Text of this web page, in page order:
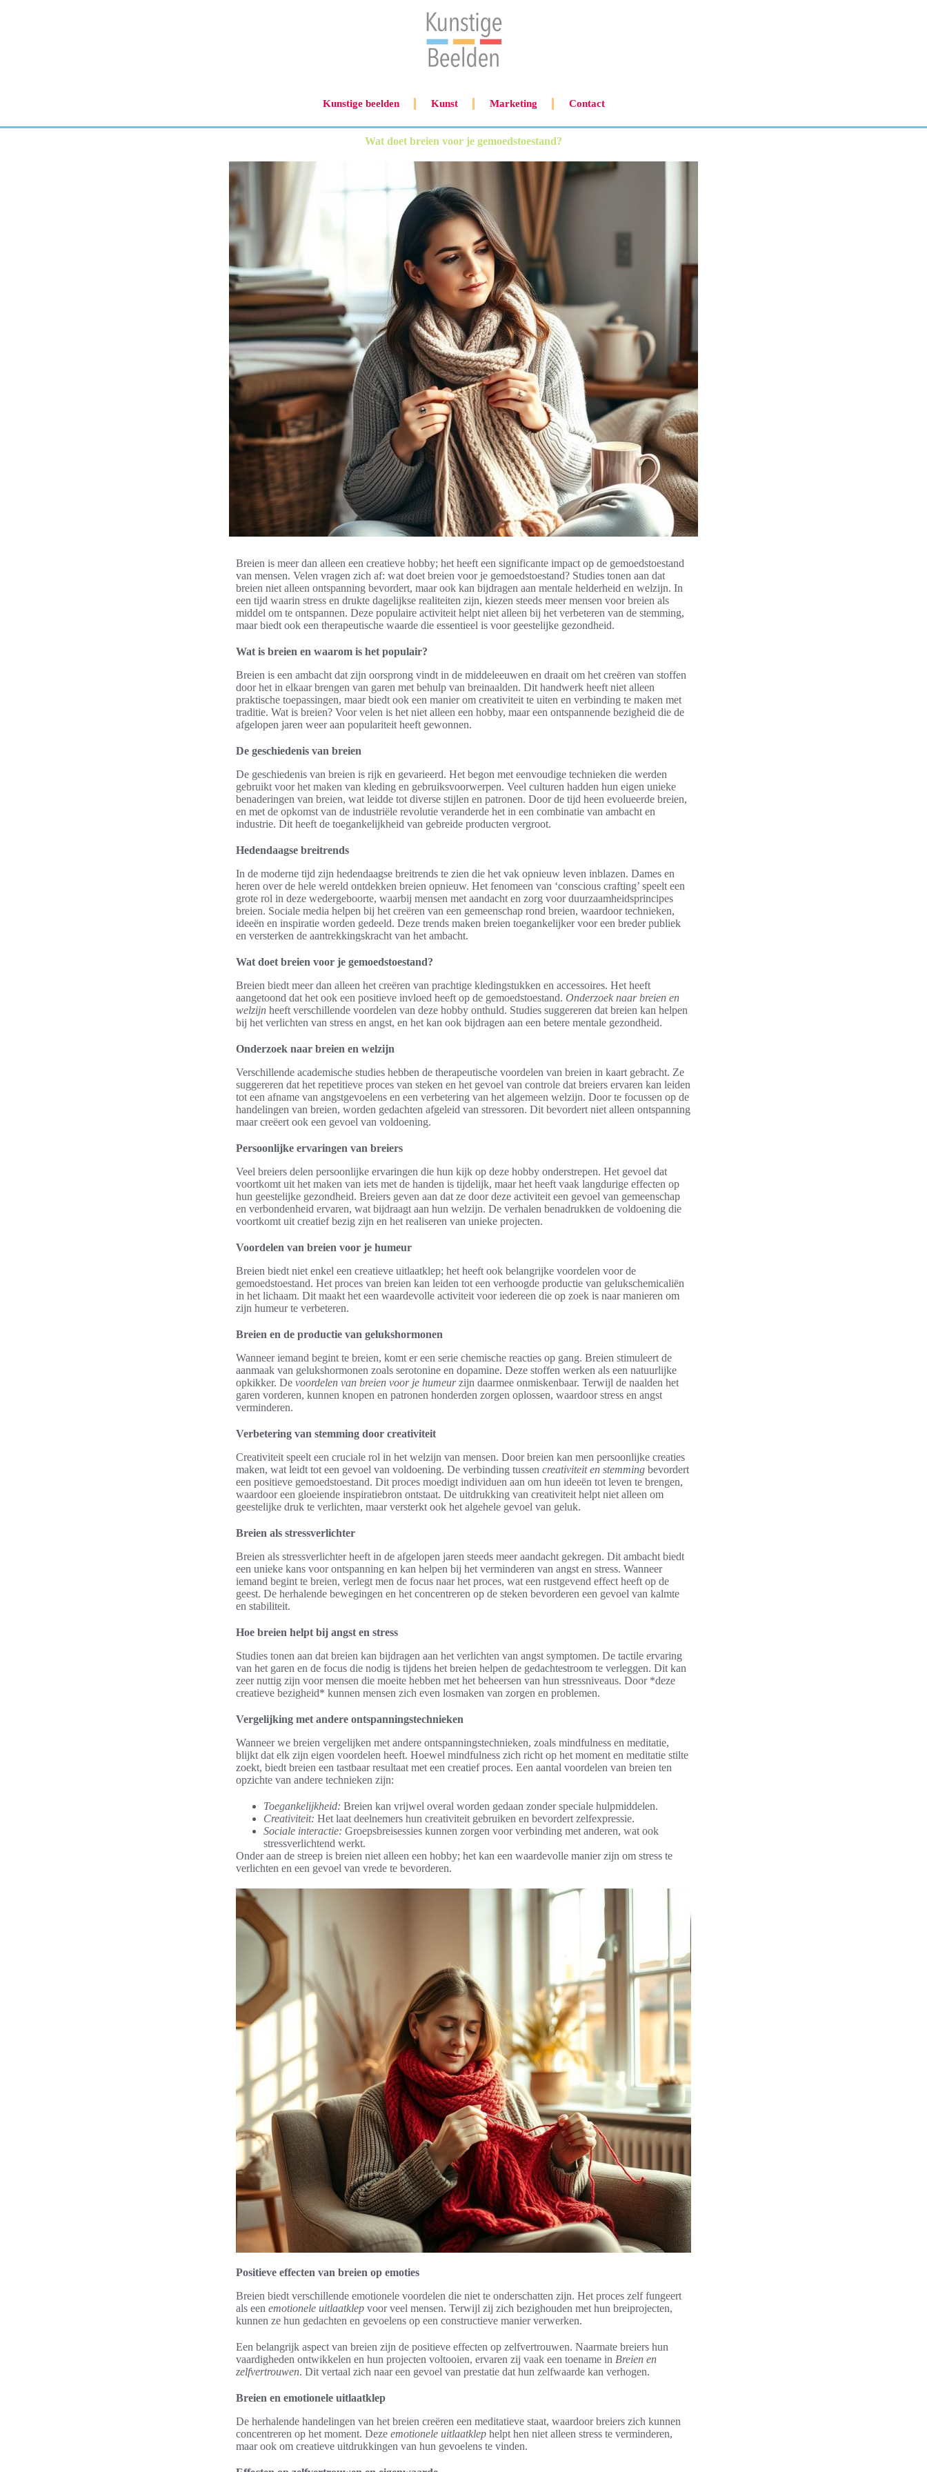
Kunstige beelden Kunst Marketing Contact
Wat doet breien voor je gemoedstoestand?
Breien is meer dan alleen een creatieve hobby; het heeft een significante impact op de gemoedstoestand
van mensen. Velen vragen zich af: wat doet breien voor je gemoedstoestand? Studies tonen aan dat
breien niet alleen ontspanning bevordert, maar ook kan bijdragen aan mentale helderheid en welzijn. In
een tijd waarin stress en drukte dagelijkse realiteiten zijn, kiezen steeds meer mensen voor breien als
middel om te ontspannen. Deze populaire activiteit helpt niet alleen bij het verbeteren van de stemming,
maar biedt ook een therapeutische waarde die essentieel is voor geestelijke gezondheid.
Wat is breien en waarom is het populair?
Breien is een ambacht dat zijn oorsprong vindt in de middeleeuwen en draait om het creëren van stoffen
door het in elkaar brengen van garen met behulp van breinaalden. Dit handwerk heeft niet alleen
praktische toepassingen, maar biedt ook een manier om creativiteit te uiten en verbinding te maken met
traditie. Wat is breien? Voor velen is het niet alleen een hobby, maar een ontspannende bezigheid die de
afgelopen jaren weer aan populariteit heeft gewonnen.
De geschiedenis van breien
De geschiedenis van breien is rijk en gevarieerd. Het begon met eenvoudige technieken die werden
gebruikt voor het maken van kleding en gebruiksvoorwerpen. Veel culturen hadden hun eigen unieke
benaderingen van breien, wat leidde tot diverse stijlen en patronen. Door de tijd heen evolueerde breien,
en met de opkomst van de industriële revolutie veranderde het in een combinatie van ambacht en
industrie. Dit heeft de toegankelijkheid van gebreide producten vergroot.
Hedendaagse breitrends
In de moderne tijd zijn hedendaagse breitrends te zien die het vak opnieuw leven inblazen. Dames en
heren over de hele wereld ontdekken breien opnieuw. Het fenomeen van ‘conscious crafting’ speelt een
grote rol in deze wedergeboorte, waarbij mensen met aandacht en zorg voor duurzaamheidsprincipes
breien. Sociale media helpen bij het creëren van een gemeenschap rond breien, waardoor technieken,
ideeën en inspiratie worden gedeeld. Deze trends maken breien toegankelijker voor een breder publiek
en versterken de aantrekkingskracht van het ambacht.
Wat doet breien voor je gemoedstoestand?
Breien biedt meer dan alleen het creëren van prachtige kledingstukken en accessoires. Het heeft
aangetoond dat het ook een positieve invloed heeft op de gemoedstoestand. Onderzoek naar breien en
welzijn heeft verschillende voordelen van deze hobby onthuld. Studies suggereren dat breien kan helpen
bij het verlichten van stress en angst, en het kan ook bijdragen aan een betere mentale gezondheid.
Onderzoek naar breien en welzijn
Verschillende academische studies hebben de therapeutische voordelen van breien in kaart gebracht. Ze
suggereren dat het repetitieve proces van steken en het gevoel van controle dat breiers ervaren kan leiden
tot een afname van angstgevoelens en een verbetering van het algemeen welzijn. Door te focussen op de
handelingen van breien, worden gedachten afgeleid van stressoren. Dit bevordert niet alleen ontspanning
maar creëert ook een gevoel van voldoening.
Persoonlijke ervaringen van breiers
Veel breiers delen persoonlijke ervaringen die hun kijk op deze hobby onderstrepen. Het gevoel dat
voortkomt uit het maken van iets met de handen is tijdelijk, maar het heeft vaak langdurige effecten op
hun geestelijke gezondheid. Breiers geven aan dat ze door deze activiteit een gevoel van gemeenschap
en verbondenheid ervaren, wat bijdraagt aan hun welzijn. De verhalen benadrukken de voldoening die
voortkomt uit creatief bezig zijn en het realiseren van unieke projecten.
Voordelen van breien voor je humeur
Breien biedt niet enkel een creatieve uitlaatklep; het heeft ook belangrijke voordelen voor de
gemoedstoestand. Het proces van breien kan leiden tot een verhoogde productie van gelukschemicaliën
in het lichaam. Dit maakt het een waardevolle activiteit voor iedereen die op zoek is naar manieren om
zijn humeur te verbeteren.
Breien en de productie van gelukshormonen
Wanneer iemand begint te breien, komt er een serie chemische reacties op gang. Breien stimuleert de
aanmaak van gelukshormonen zoals serotonine en dopamine. Deze stoffen werken als een natuurlijke
opkikker. De voordelen van breien voor je humeurzijn daarmee onmiskenbaar. Terwijl de naalden het
garen vorderen, kunnen knopen en patronen honderden zorgen oplossen, waardoor stress en angst
verminderen.
Verbetering van stemming door creativiteit
Creativiteit speelt een cruciale rol in het welzijn van mensen. Door breien kan men persoonlijke creaties
maken, wat leidt tot een gevoel van voldoening. De verbinding tussen creativiteit en stemming bevordert
een positieve gemoedstoestand. Dit proces moedigt individuen aan om hun ideeën tot leven te brengen,
waardoor een gloeiende inspiratiebron ontstaat. De uitdrukking van creativiteit helpt niet alleen om
geestelijke druk te verlichten, maar versterkt ook het algehele gevoel van geluk.
Breien als stressverlichter
Breien als stressverlichter heeft in de afgelopen jaren steeds meer aandacht gekregen. Dit ambacht biedt
een unieke kans voor ontspanning en kan helpen bij het verminderen van angst en stress. Wanneer
iemand begint te breien, verlegt men de focus naar het proces, wat een rustgevend effect heeft op de
geest. De herhalende bewegingen en het concentreren op de steken bevorderen een gevoel van kalmte
en stabiliteit.
Hoe breien helpt bij angst en stress
Studies tonen aan dat breien kan bijdragen aan het verlichten van angst symptomen. De tactile ervaring
van het garen en de focus die nodig is tijdens het breien helpen de gedachtestroom te verleggen. Dit kan
zeer nuttig zijn voor mensen die moeite hebben met het beheersen van hun stressniveaus. Door *deze
creatieve bezigheid* kunnen mensen zich even losmaken van zorgen en problemen.
Vergelijking met andere ontspanningstechnieken
Wanneer we breien vergelijken met andere ontspanningstechnieken, zoals mindfulness en meditatie,
blijkt dat elk zijn eigen voordelen heeft. Hoewel mindfulness zich richt op het moment en meditatie stilte
zoekt, biedt breien een tastbaar resultaat met een creatief proces. Een aantal voordelen van breien ten
opzichte van andere technieken zijn:
Toegankelijkheid: Breien kan vrijwel overal worden gedaan zonder speciale hulpmiddelen.
Creativiteit: Het laat deelnemers hun creativiteit gebruiken en bevordert zelfexpressie.
Sociale interactie: Groepsbreisessies kunnen zorgen voor verbinding met anderen, wat ook
stressverlichtend werkt.
Onder aan de streep is breien niet alleen een hobby; het kan een waardevolle manier zijn om stress te
verlichten en een gevoel van vrede te bevorderen.
Positieve effecten van breien op emoties
Breien biedt verschillende emotionele voordelen die niet te onderschatten zijn. Het proces zelf fungeert
als een emotionele uitlaatklep voor veel mensen. Terwijl zij zich bezighouden met hun breiprojecten,
kunnen ze hun gedachten en gevoelens op een constructieve manier verwerken.
Een belangrijk aspect van breien zijn de positieve effecten op zelfvertrouwen. Naarmate breiers hun
vaardigheden ontwikkelen en hun projecten voltooien, ervaren zij vaak een toename in Breien en
zelfvertrouwen. Dit vertaal zich naar een gevoel van prestatie dat hun zelfwaarde kan verhogen.
Breien en emotionele uitlaatklep
De herhalende handelingen van het breien creëren een meditatieve staat, waardoor breiers zich kunnen
concentreren op het moment. Deze emotionele uitlaatklep helpt hen niet alleen stress te verminderen,
maar ook om creatieve uitdrukkingen van hun gevoelens te vinden.